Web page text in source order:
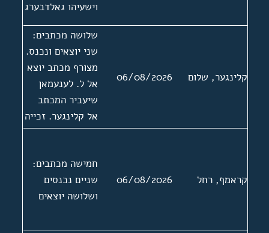
וישעיהו גאלדבערג
קלינגער, שלום 06/08/2026
שלושה מכתבים:
שני יוצאים ונכנס.
מצורף מכתב יוצא
אל ל. לענעמאן
שיעביר המכתב
אל קלינגער. זכייה
בפרס של האגודה
קראמף, רחל 06/08/2026
חמישה מכתבים:
שניים נכנסים
ושלושה יוצאים